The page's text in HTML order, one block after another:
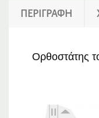
ΠΕΡΙΓΡΑΦΉ
Ορθοστάτης